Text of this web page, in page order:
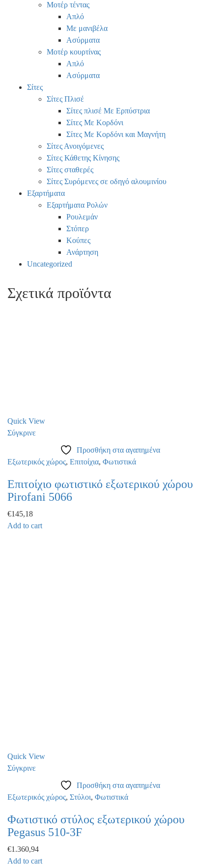
Μοτέρ τέντας
Απλό
Με μανιβέλα
Ασύρματα
Μοτέρ κουρτίνας
Απλό
Ασύρματα
Σίτες
Σίτες Πλισέ
Σίτες πλισέ Με Ερπύστρια
Σίτες Με Κορδόνι
Σίτες Με Κορδόνι και Μαγνήτη
Σίτες Ανοιγόμενες
Σίτες Κάθετης Κίνησης
Σίτες σταθερές
Σίτες Συρόμενες σε οδηγό αλουμινίου
Εξαρτήματα
Εξαρτήματα Ρολών
Ρουλεμάν
Στόπερ
Κούπες
Ανάρτηση
Uncategorized
Σχετικά προϊόντα
Quick View
Σύγκρινε
Προσθήκη στα αγαπημένα
Εξωτερικός χώρος, Επιτοίχια, Φωτιστικά
Επιτοίχιο φωτιστικό εξωτερικού χώρου
Pirofani 5066
€145,18
Add to cart
Quick View
Σύγκρινε
Προσθήκη στα αγαπημένα
Εξωτερικός χώρος, Στύλοι, Φωτιστικά
Φωτιστικό στύλος εξωτερικού χώρου
Pegasus 510-3F
€1.360,94
Add to cart